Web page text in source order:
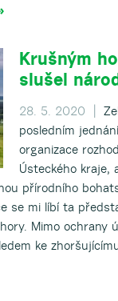
Krušným
slušel
28. 5. 2020 |
posledním
organizace
Ústeckého kraje,
přírodního
se mi líbí ta
Mimo ochrany
ke